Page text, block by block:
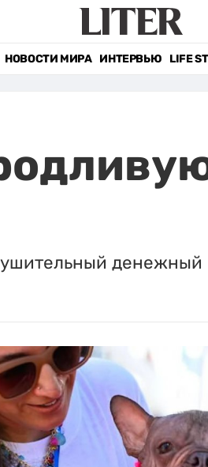
НОВОСТИ МИРА ИНТЕРВЬЮ LIFE
денежный